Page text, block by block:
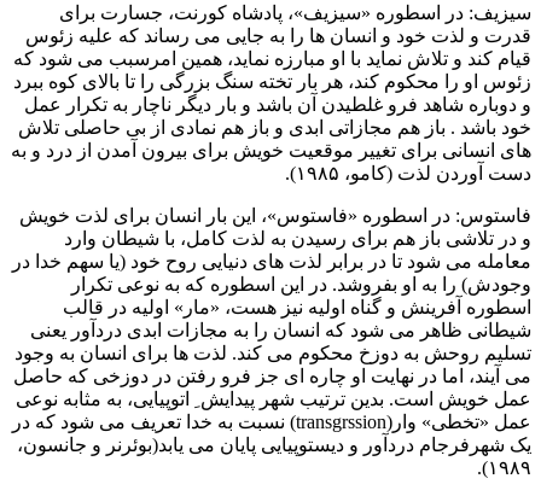
سیزیف: در اسطوره «سیزیف»، پادشاه کورنت، جسارت برای
قدرت و لذت خود و انسان ها را به جایی می رساند که علیه زئوس
قیام کند و تلاش نماید با او مبارزه نماید، همین امرسبب می شود که
زئوس او را محکوم کند، هر بار تخته سنگ بزرگی را تا بالای کوه ببرد
و دوباره شاهد فرو غلطیدن آن باشد و بار دیگر ناچار به تکرار عمل
خود باشد . باز هم مجازاتی ابدی و باز هم نمادی از بی حاصلی تلاش
های انسانی برای تغییر موقعیت خویش برای بیرون آمدن از درد و به
دست آوردن لذت (کامو، ۱۹۸۵).
فاستوس: در اسطوره «فاستوس»، این بار انسان برای لذت خویش
و در تلاشی باز هم برای رسیدن به لذت کامل، با شیطان وارد
معامله می شود تا در برابر لذت های دنیایی روح خود (یا سهم خدا در
وجودش) را به او بفروشد. در این اسطوره که به نوعی تکرار
اسطوره آفرینش و گناه اولیه نیز هست، «مار» اولیه در قالب
شیطانی ظاهر می شود که انسان را به مجازات ابدی دردآور یعنی
تسلیم روحش به دوزخ محکوم می کند. لذت ها برای انسان به وجود
می آیند، اما در نهایت او چاره ای جز فرو رفتن در دوزخی که حاصل
عمل خویش است. بدین ترتیب شهر پیدایش ِ اتوپیایی، به مثابه نوعی
عمل «تخطی» وار(transgrssion) نسبت به خدا تعریف می شود که در
یک شهرفرجام دردآور و دیستوپیایی پایان می یابد(بوئرنر و جانسون،
۱۹۸۹).